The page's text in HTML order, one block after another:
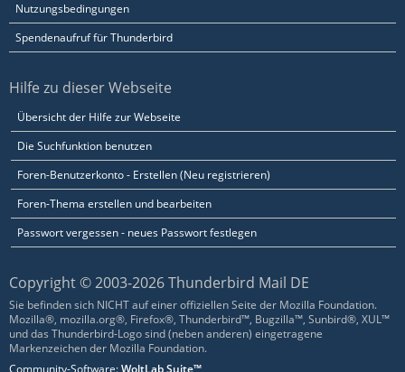
Nutzungsbedingungen
Spendenaufruf für Thunderbird
Hilfe zu dieser Webseite
Übersicht der Hilfe zur Webseite
Die Suchfunktion benutzen
Foren-Benutzerkonto - Erstellen (Neu registrieren)
Foren-Thema erstellen und bearbeiten
Passwort vergessen - neues Passwort festlegen
Copyright © 2003-2026 Thunderbird Mail DE
Sie befinden sich NICHT auf einer offiziellen Seite der Mozilla Foundation.
Mozilla®, mozilla.org®, Firefox®, Thunderbird™, Bugzilla™, Sunbird®, XUL™
und das Thunderbird-Logo sind (neben anderen) eingetragene
Markenzeichen der Mozilla Foundation.